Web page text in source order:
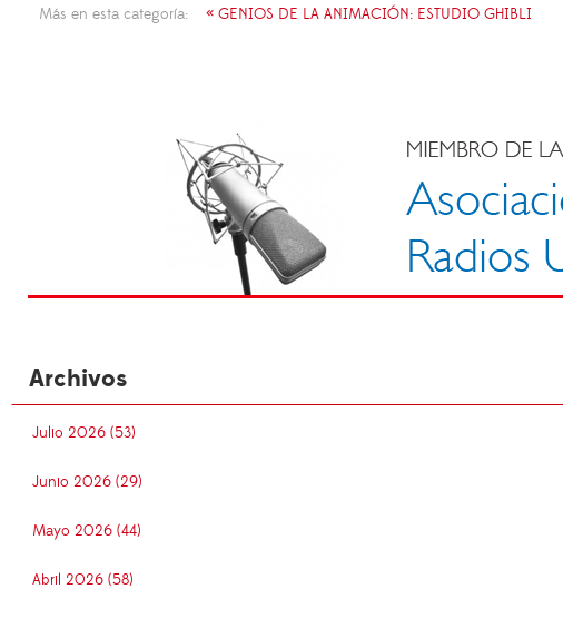
Más en esta categoría: « GENIOS DE LA ANIMACIÓN: ESTUDIO GHIBLI
Archivos
Julio 2026 (53)
Junio 2026 (29)
Mayo 2026 (44)
Abril 2026 (58)